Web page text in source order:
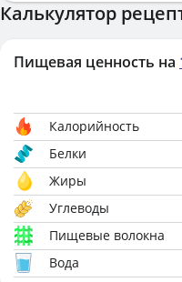
Калькулятор
Пищевая ценность на
Калорийность
Белки
Жиры
Углеводы
Пищевые волокна
Вода